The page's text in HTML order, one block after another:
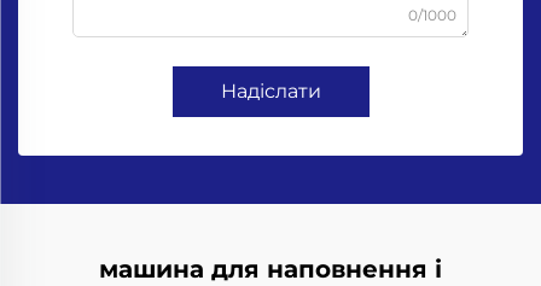
0/1000
Надіслати
машина для наповнення і